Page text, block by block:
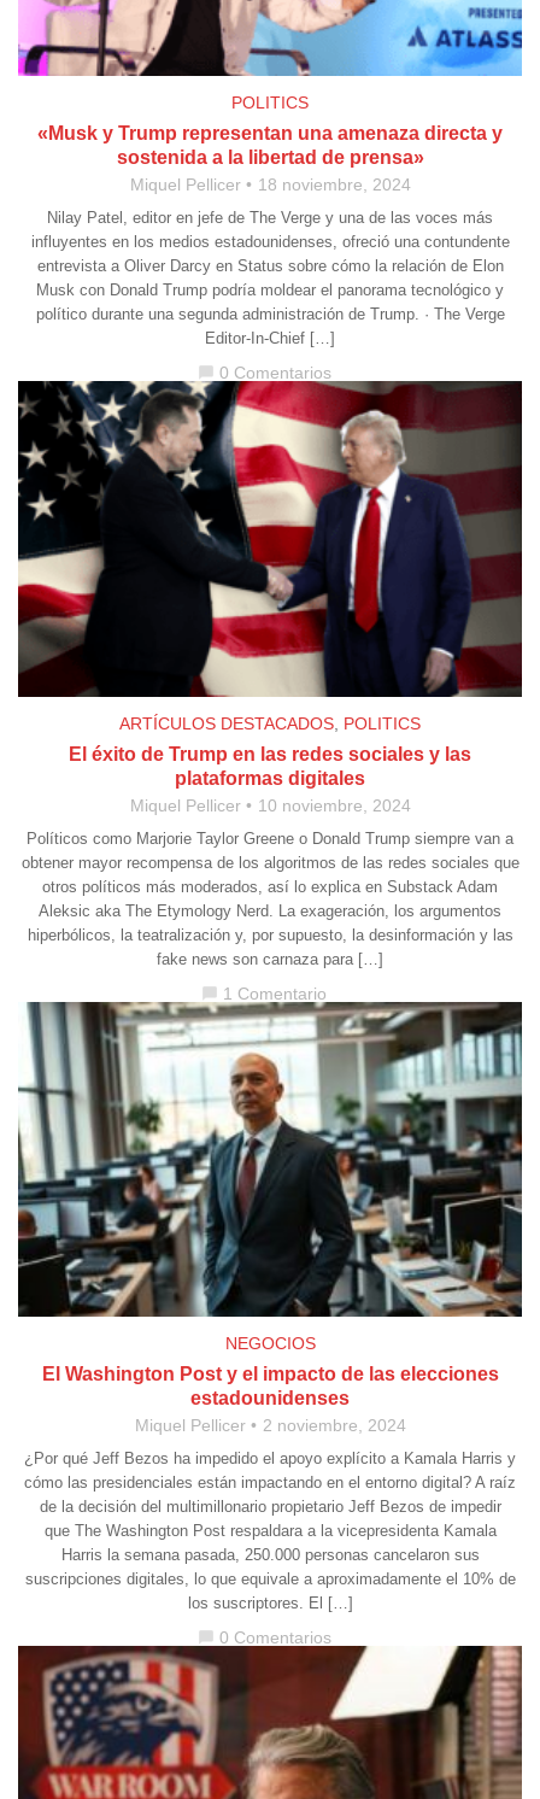
POLITICS
«Musk y Trump representan una amenaza directa y
sostenida a la libertad de prensa»
Miquel Pellicer 18 noviembre, 2024
Nilay Patel, editor en jefe de The Verge y una de las voces más
influyentes en los medios estadounidenses, ofreció una contundente
entrevista a Oliver Darcy en Status sobre cómo la relación de Elon
Musk con Donald Trump podría moldear el panorama tecnológico y
político durante una segunda administración de Trump. · The Verge
Editor-In-Chief […]
chat_bubble 0 Comentarios
ARTÍCULOS DESTACADOS POLITICS
El éxito de Trump en las redes sociales y las
plataformas digitales
Miquel Pellicer 10 noviembre, 2024
Políticos como Marjorie Taylor Greene o Donald Trump siempre van a
obtener mayor recompensa de los algoritmos de las redes sociales que
otros políticos más moderados, así lo explica en Substack Adam
Aleksic aka The Etymology Nerd. La exageración, los argumentos
hiperbólicos, la teatralización y, por supuesto, la desinformación y las
fake news son carnaza para […]
1 Comentario
NEGOCIOS
El Washington Post y el impacto de las elecciones
estadounidenses
Miquel Pellicer 2 noviembre, 2024
¿Por qué Jeff Bezos ha impedido el apoyo explícito a Kamala Harris y
cómo las presidenciales están impactando en el entorno digital? A raíz
de la decisión del multimillonario propietario Jeff Bezos de impedir
que The Washington Post respaldara a la vicepresidenta Kamala
Harris la semana pasada, 250.000 personas cancelaron sus
suscripciones digitales, lo que equivale a aproximadamente el 10% de
los suscriptores. El […]
0 Comentarios